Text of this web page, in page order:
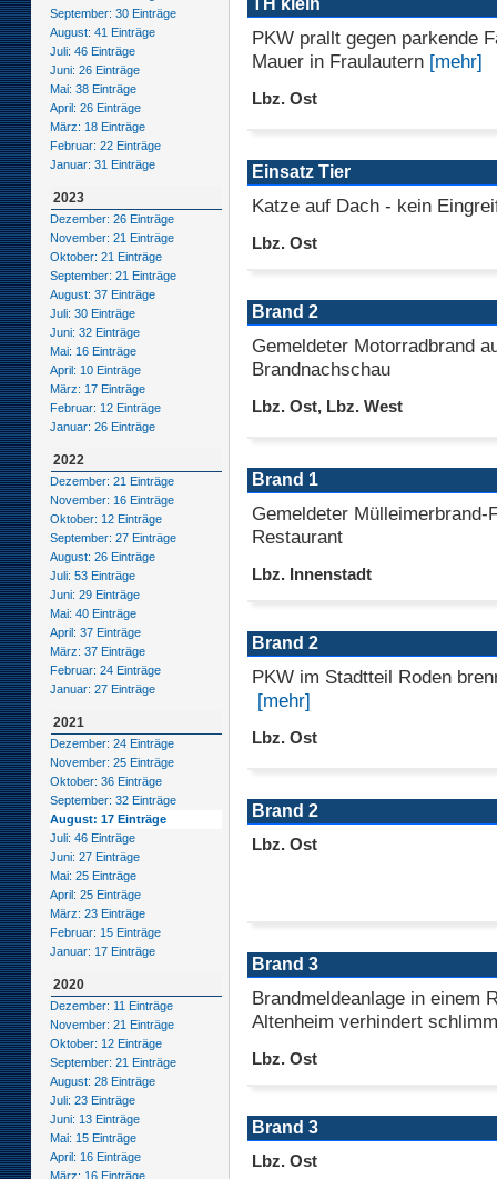
September: 30 Einträge
August: 41 Einträge
Juli: 46 Einträge
Juni: 26 Einträge
Mai: 38 Einträge
April: 26 Einträge
März: 18 Einträge
Februar: 22 Einträge
Januar: 31 Einträge
2023
Dezember: 26 Einträge
November: 21 Einträge
Oktober: 21 Einträge
September: 21 Einträge
August: 37 Einträge
Juli: 30 Einträge
Juni: 32 Einträge
Mai: 16 Einträge
April: 10 Einträge
März: 17 Einträge
Februar: 12 Einträge
Januar: 26 Einträge
2022
Dezember: 21 Einträge
November: 16 Einträge
Oktober: 12 Einträge
September: 27 Einträge
August: 26 Einträge
Juli: 53 Einträge
Juni: 29 Einträge
Mai: 40 Einträge
April: 37 Einträge
März: 37 Einträge
Februar: 24 Einträge
Januar: 27 Einträge
2021
Dezember: 24 Einträge
November: 25 Einträge
Oktober: 36 Einträge
September: 32 Einträge
August: 17 Einträge
Juli: 46 Einträge
Juni: 27 Einträge
Mai: 25 Einträge
April: 25 Einträge
März: 23 Einträge
Februar: 15 Einträge
Januar: 17 Einträge
2020
Dezember: 11 Einträge
November: 21 Einträge
Oktober: 12 Einträge
September: 21 Einträge
August: 28 Einträge
Juli: 23 Einträge
Juni: 13 Einträge
Mai: 15 Einträge
April: 16 Einträge
März: 16 Einträge
TH klein
PKW prallt gegen parkende
Mauer in Fraulautern [mehr]
Lbz. Ost
Einsatz Tier
Katze auf Dach - kein
Lbz. Ost
Brand 2
Gemeldeter Motorradbrand
Brandnachschau
Lbz. Ost, Lbz. West
Brand 1
Gemeldeter Mülleimerbrand-
Restaurant
Lbz. Innenstadt
Brand 2
PKW im Stadtteil Roden
[mehr]
Lbz. Ost
Brand 2
Lbz. Ost
Brand 3
Brandmeldeanlage in einem
Altenheim verhindert
Lbz. Ost
Brand 3
Lbz. Ost